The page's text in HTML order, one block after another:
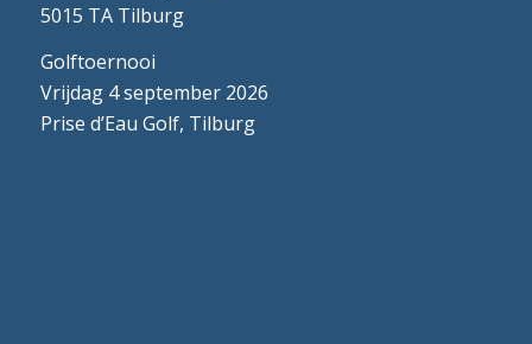
5015 TA Tilburg
Golftoernooi
Vrijdag 4 september 2026
Prise d’Eau Golf, Tilburg